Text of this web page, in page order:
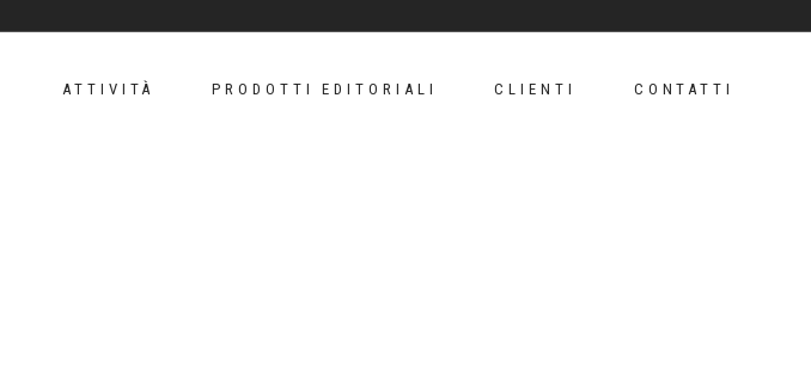
ATTIVITÀ PRODOTTI EDITORIALI CLIENTI CONTATTI